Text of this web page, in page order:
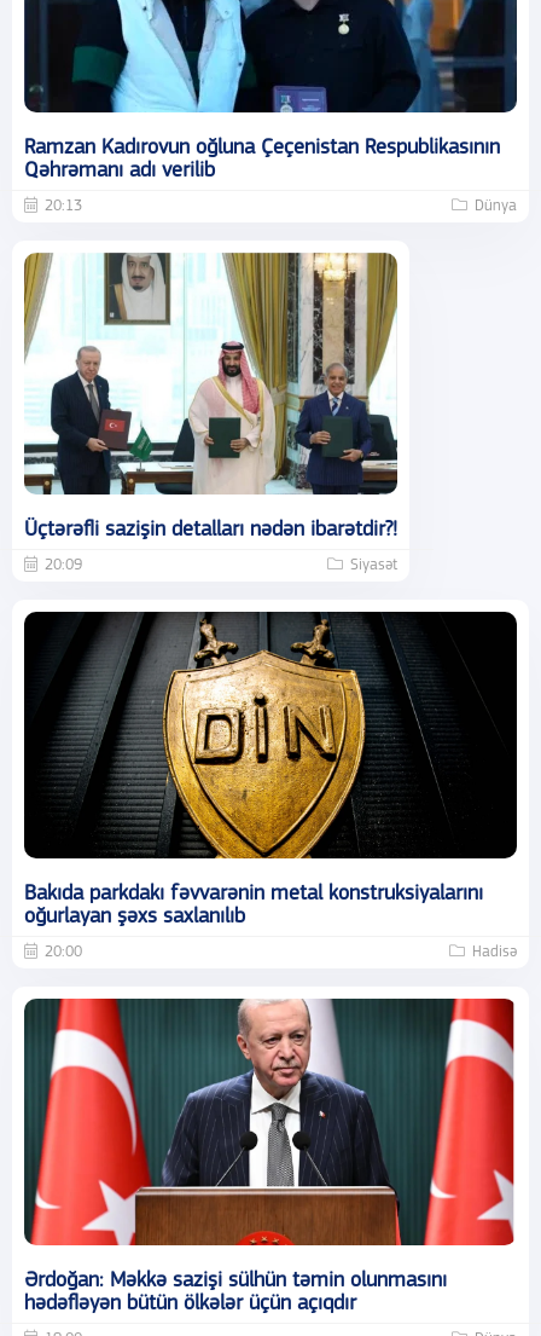
Ramzan Kadırovun oğluna Çeçenistan Respublikasının
Qəhrəmanı adı verilib
20:13 Dünya
Üçtərəfli sazişin detalları nədən ibarətdir?!
20:09 Siyasət
Bakıda parkdakı fəvvarənin metal konstruksiyalarını
oğurlayan şəxs saxlanılıb
20:00 Hadisə
Ərdoğan: Məkkə sazişi sülhün təmin olunmasını
hədəfləyən bütün ölkələr üçün açıqdır